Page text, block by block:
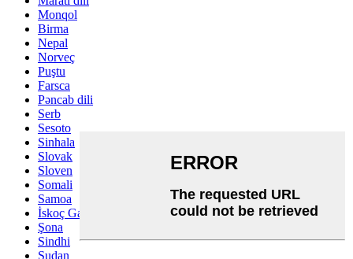
Monqol
Birma
Nepal
Norveç
Puştu
Farsca
Pəncab dili
Serb
Sesoto
Sinhala
Slovak
Sloven
Somali
Samoa
İskoç Gael
Şona
Sindhi
Sudan